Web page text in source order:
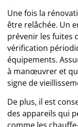
Une fois la
être relâchée. Un
prévenir les fuites
vérification
équipements.
à manœuvrer et
signe de
De plus, il est
des appareils qui